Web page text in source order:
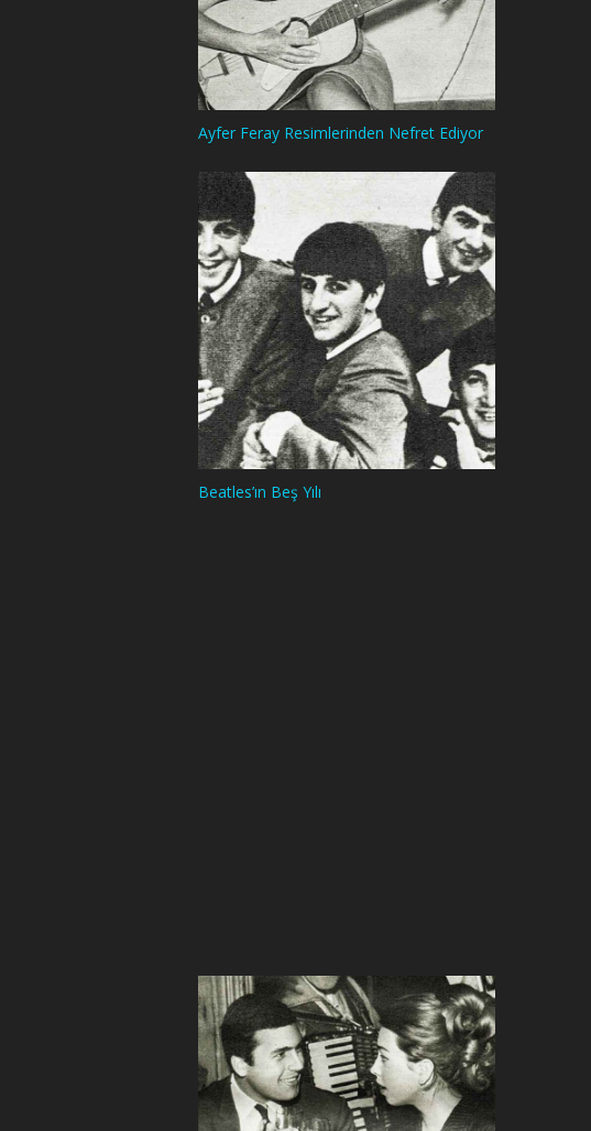
Ayfer Feray Resimlerinden Nefret Ediyor
Beatles’ın Beş Yılı